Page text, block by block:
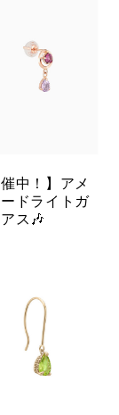
中！】アメ
ドライトガ
ス🎶